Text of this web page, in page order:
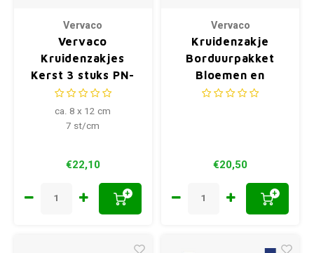
Vervaco
Vervaco
Kruidenzakjes
Kerst 3 stuks PN-
0217816
ca. 8 x 12 cm
7 st/cm
€22,10
+
Vervaco
Kruidenzakje
Borduurpakket
Bloemen en
lavendel 3 stuks
€20,50
+